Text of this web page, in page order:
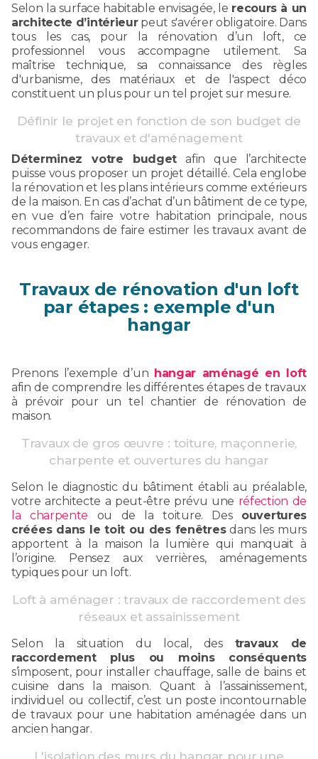
Selon la surface habitable envisagée, le recours à un
architecte d’intérieurpeut s'avérer obligatoire. Dans
tous les cas, pour la rénovation d’un loft, ce
professionnel vous accompagne utilement. Sa
maîtrise technique, sa connaissance des règles
d'urbanisme, des matériaux et de l'aspect déco
constituent un plus pour un tel projet sur mesure.
Définir le projet en fonction de son budget de
travaux et d'aménagement
Déterminez votre budget afin que l’architecte
puisse vous proposer un projet détaillé. Cela englobe
la rénovation et les plans intérieurs comme extérieurs
de la maison. En cas d’achat d’un bâtiment de ce type,
en vue d’en faire votre habitation principale, nous
recommandons de faire estimer les travaux avant de
vous engager.
Travaux de rénovation d'un loft
par étapes : exemple d'un
hangar
Prenons l’exemple d’un hangar aménagé en loft
afin de comprendre les différentes étapes de travaux
à prévoir pour un tel chantier de rénovation de
maison.
Travaux de gros œuvre : toiture, maçonnerie,
charpente et ouvertures du hangar
Selon le diagnostic du bâtiment établi au préalable,
votre architecte a peut-être prévu une réfection de
la charpente ou de la toiture. Des ouvertures
créées dans le toit ou des fenêtresdans les murs
apportent à la maison la lumière qui manquait à
l’origine. Pensez aux verrières, aménagements
typiques pour un loft.
Loft à aménager : travaux de raccordement des
réseaux et assainissement
Selon la situation du local, des travaux de
raccordement plus ou moins conséquents
s’imposent, pour installer chauffage, salle de bains et
cuisine dans la maison. Quant à l’assainissement,
individuel ou collectif, c’est un poste incontournable
de travaux pour une habitation aménagée dans un
ancien hangar.
L'isolation des murs du hangar pour une